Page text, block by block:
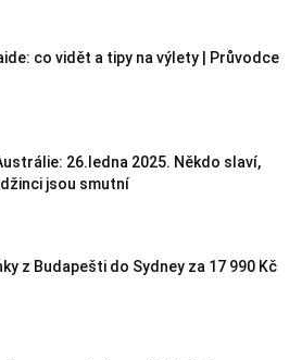
co vidět a tipy na výlety | Průvodce
26.ledna 2025. Někdo slaví,
jsou smutní
z Budapešti do Sydney za 17 990 Kč